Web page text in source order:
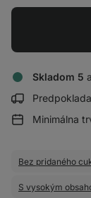
Skladom 5
Minimálna
Bez pridaného
S vysokým